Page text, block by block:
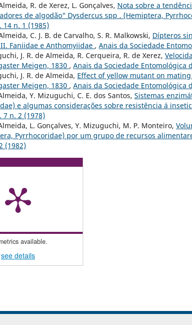
R. de Xerez, L. Gonçalves, Nota sobre a
de algodão" Dysdercus spp . (Hemiptera,
14 n. 1 (1985)
C. J. B. de Carvalho, S. R. Malkowski, Dípteros
Faniidae e Anthomyiidae , Anais da Sociedade
J. R. de Almeida, R. Cerqueira, R. de Xerez,
Meigen, 1830 , Anais da Sociedade Entomológica
J. R. de Almeida, Effect of yellow mutant on
Meigen, 1830 , Anais da Sociedade Entomológica
Y. Mizuguchi, C. E. dos Santos, Sistemas
e algumas considerações sobre resistência á
7 n. 2 (1978)
L. Gonçalves, Y. Mizuguchi, M. P. Monteiro,
Pyrrhocoridae) por um grupo de recursos
(1982)
available.
see details